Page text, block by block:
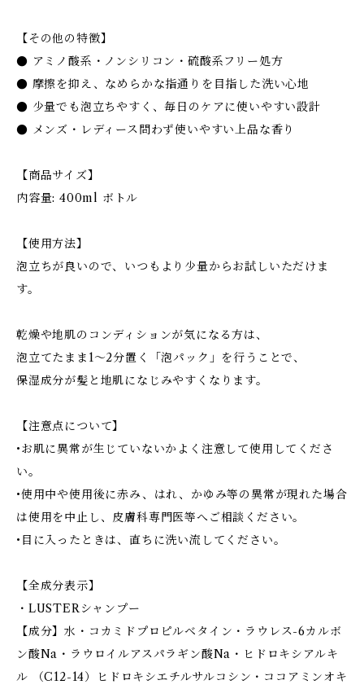
【その他の特徴】
● アミノ酸系・ノンシリコン・硫酸系フリー処方
● 摩擦を抑え、なめらかな指通りを目指した洗い心地
● 少量でも泡立ちやすく、毎日のケアに使いやすい設計
● メンズ・レディース問わず使いやすい上品な香り
【商品サイズ】
内容量: 400ml ボトル
【使用方法】
泡立ちが良いので、いつもより少量からお試しいただけま
す。
乾燥や地肌のコンディションが気になる方は、
泡立てたまま1〜2分置く「泡パック」を行うことで、
保湿成分が髪と地肌になじみやすくなります。
【注意点について】
•お肌に異常が生じていないかよく注意して使用してくださ
い。
•使用中や使用後に赤み、はれ、かゆみ等の異常が現れた場合
は使用を中止し、皮膚科専門医等へご相談ください。
•目に入ったときは、直ちに洗い流してください。
【全成分表示】
・LUSTERシャンプー
【成分】水・コカミドプロピルベタイン・ラウレス-6カルボ
ン酸Na・ラウロイルアスパラギン酸Na・ヒドロキシアルキ
ル （C12-14）ヒドロキシエチルサルコシン・ココアミンオキ